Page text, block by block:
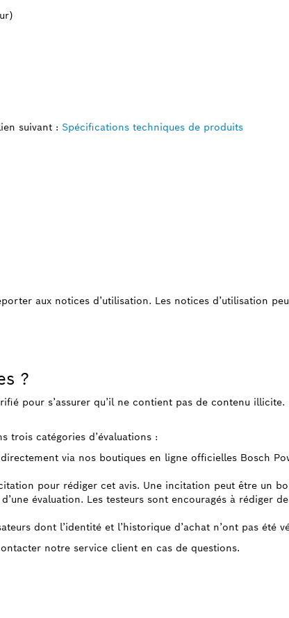
suivant : Spécifications techniques de produits
aux notices d’utilisation. Les notices d’utilisation
?
pour s’assurer qu’il ne contient pas de contenu
trois catégories d’évaluations :
via nos boutiques en ligne officielles Bosch
pour rédiger cet avis. Une incitation peut être un
évaluation. Les testeurs sont encouragés à rédiger
dont l’identité et l’historique d’achat n’ont pas été
notre service client en cas de questions.